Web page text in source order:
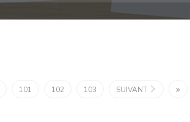
101 102 103 SUIVANT